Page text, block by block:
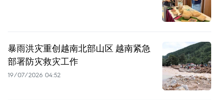
暴雨洪灾重创越南北部山区 越南紧急
部署防灾救灾工作
19/07/2026 04:52